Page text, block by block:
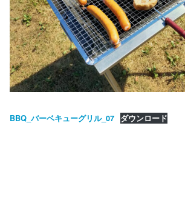
BBQ_バーベキューグリル_07 ダウンロード